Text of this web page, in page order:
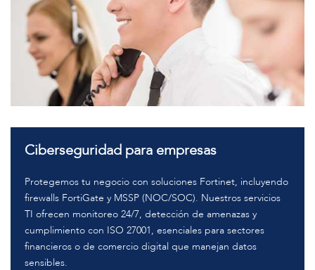
Ciberseguridad para empresas
Protegemos tu negocio con soluciones Fortinet, incluyendo
firewalls FortiGate y MSSP (NOC/SOC). Nuestros servicios
TI ofrecen monitoreo 24/7, detección de amenazas y
cumplimiento con ISO 27001, esenciales para sectores
financieros o de comercio digital que manejan datos
sensibles.